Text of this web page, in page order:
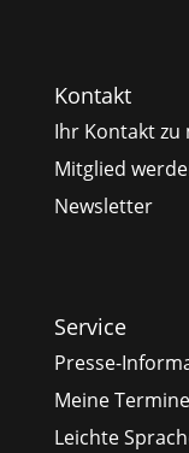
Kontakt
Ihr Kontakt zu
Mitglied
Newsletter
Service
Presse-
Meine Termine
Leichte